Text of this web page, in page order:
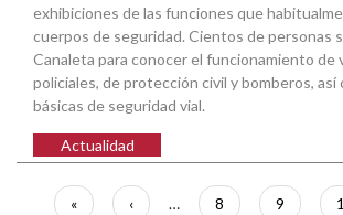
exhibiciones de las funciones que
cuerpos de seguridad. Cientos de personas
Canaleta para conocer el funcionamiento de
policiales, de protección civil y bomberos, así
básicas de seguridad vial.
Actualidad
Paginación
Primera
«
Página
‹ … Página
8 Página
9